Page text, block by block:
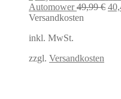
Automower 49,99€
Versandkosten
inkl. MwSt.
zzgl. Versandkosten